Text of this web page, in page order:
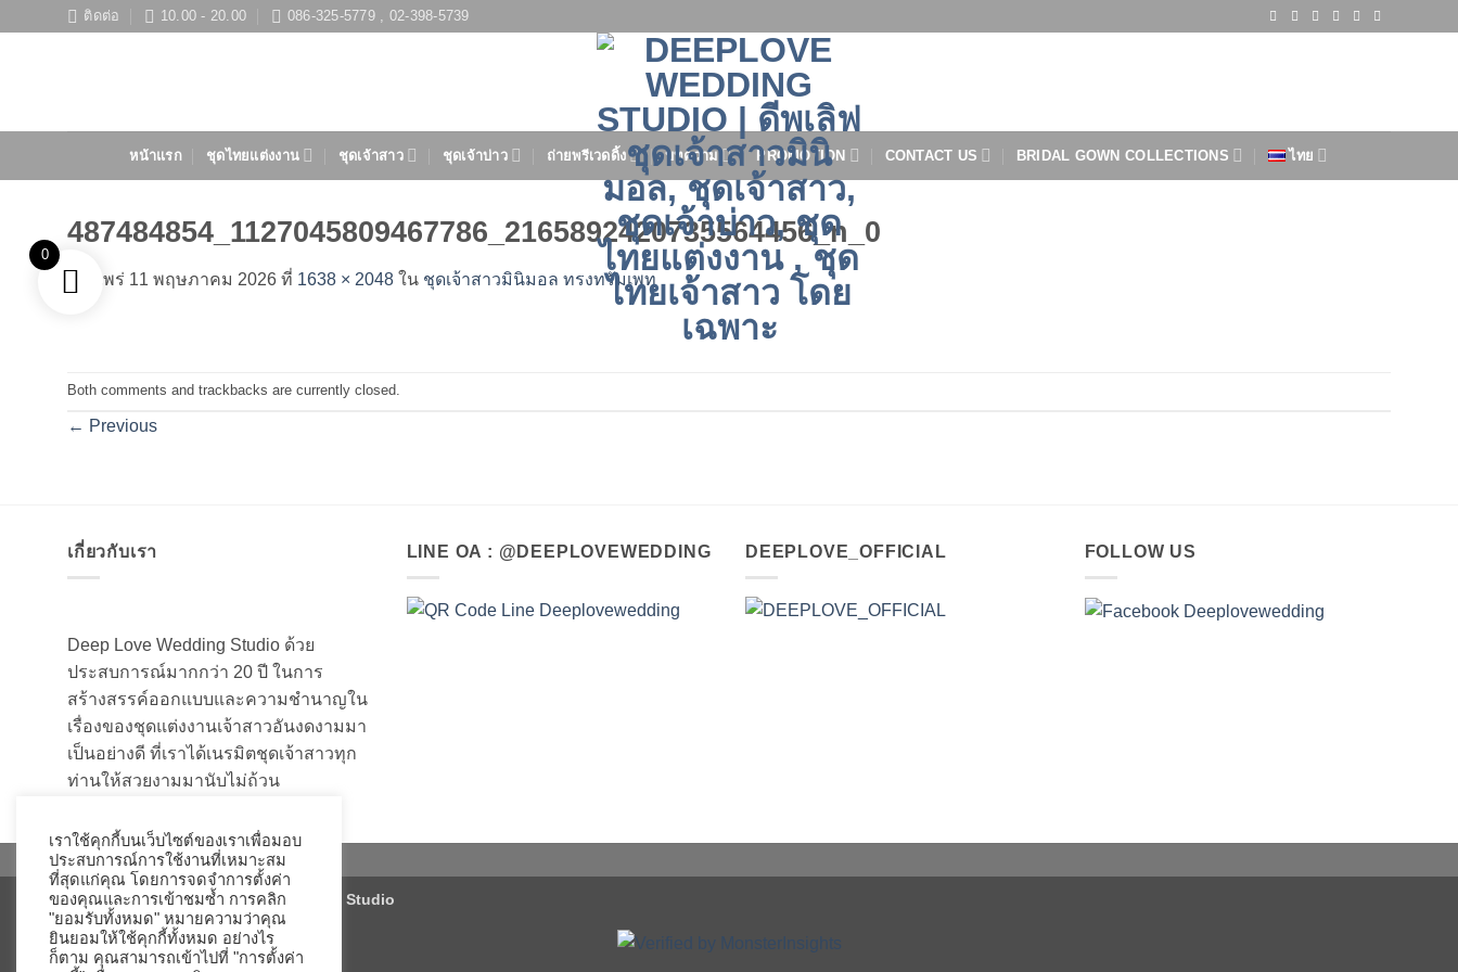
ติดต่อ 10.00 - 20.00 086-325-5779 , 02-398-5739
หน้าแรก ชุดไทยแต่งงาน ชุดเจ้าสาว ชุดเจ้าบ่าว ถ่ายพรีเวดดิ้ง บทความ PROMOTION CONTACT US BRIDAL GOWN COLLECTIONS ไทย
487484854_1127045809467786_2165892420735564456_n_0
เผยแพร่ 11 พฤษภาคม 2026 ที่ 1638 × 2048 ใน ชุดเจ้าสาวมินิมอล ทรงทรัมเพท
Both comments and trackbacks are currently closed.
← Previous
เกี่ยวกับเรา
Deep Love Wedding Studio ด้วย
ประสบการณ์มากกว่า 20 ปี ในการ
สร้างสรรค์ออกแบบและความชำนาญใน
เรื่องของชุดแต่งงานเจ้าสาวอันงดงามมา
เป็นอย่างดี ที่เราได้เนรมิตชุดเจ้าสาวทุก
ท่านให้สวยงามมานับไม่ถ้วน
LINE OA : @DEEPLOVEWEDDING DEEPLOVE_OFFICIAL FOLLOW US
Copyright 2026 ©Deep Love Wedding Studio
เราใช้คุกกี้บนเว็บไซต์ของเราเพื่อมอบ
ประสบการณ์การใช้งานที่เหมาะสม
ที่สุดแก่คุณ โดยการจดจำการตั้งค่า
ของคุณและการเข้าชมซ้ำ การคลิก
"ยอมรับทั้งหมด" หมายความว่าคุณ
ยินยอมให้ใช้คุกกี้ทั้งหมด อย่างไร
ก็ตาม คุณสามารถเข้าไปที่ "การตั้งค่า
0